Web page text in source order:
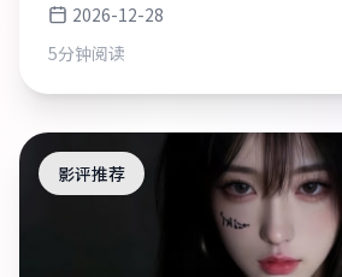
2026-12-28
5分钟阅读
影评推荐